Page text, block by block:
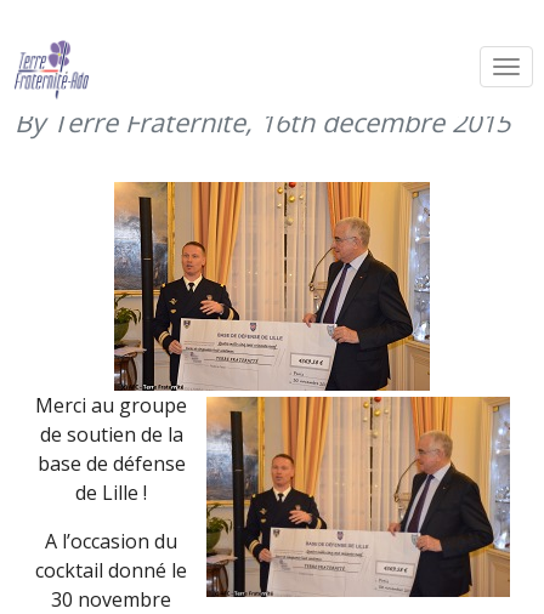
Remise de chèque du GSBdD de Lille
(30 novembre 2015)
By Terre Fraternité, 16th décembre 2015
Merci au groupe
de soutien de la
base de défense
de Lille !
A l’occasion du
cocktail donné le
30 novembre